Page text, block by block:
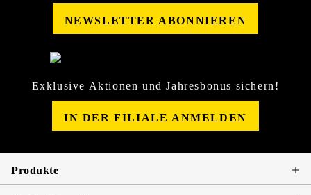
NEWSLETTER ABONNIEREN
Exklusive Aktionen und Jahresbonus sichern!
IN DER FILIALE ANMELDEN
Produkte